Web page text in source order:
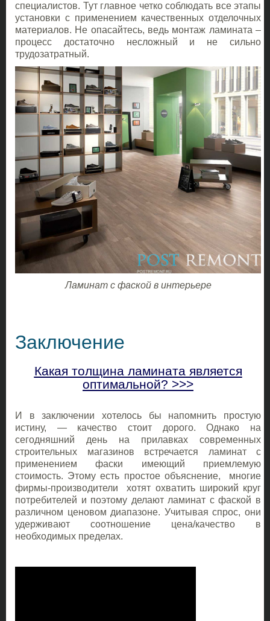
специалистов. Тут главное четко соблюдать все этапы
установки с применением качественных отделочных
материалов. Не опасайтесь, ведь монтаж ламината –
процесс достаточно несложный и не сильно
трудозатратный.
Ламинат с фаской в интерьере
Заключение
Какая толщина ламината является
оптимальной? >>>
И в заключении хотелось бы напомнить простую
истину, — качество стоит дорого. Однако на
сегодняшний день на прилавках современных
строительных магазинов встречается ламинат с
применением фаски имеющий приемлемую
стоимость. Этому есть простое объяснение, многие
фирмы-производители хотят охватить широкий круг
потребителей и поэтому делают ламинат с фаской в
различном ценовом диапазоне. Учитывая спрос, они
удерживают соотношение цена/качество в
необходимых пределах.